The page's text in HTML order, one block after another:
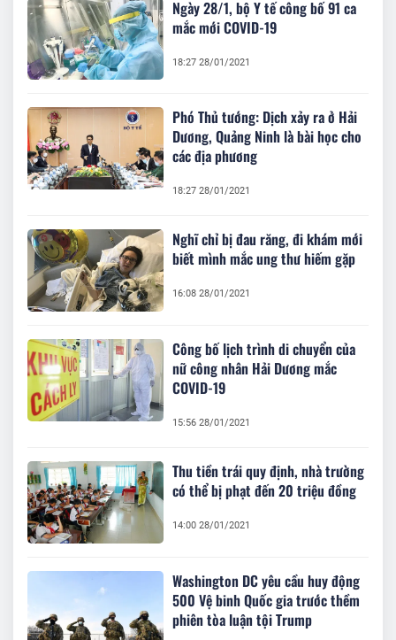
Ngày 28/1, bộ Y tế công bố 91 ca
mắc mới COVID-19
18:27 28/01/2021
Phó Thủ tướng: Dịch xảy ra ở Hải
Dương, Quảng Ninh là bài học cho
các địa phương
18:27 28/01/2021
Nghĩ chỉ bị đau răng, đi khám mới
biết mình mắc ung thư hiếm gặp
16:08 28/01/2021
Công bố lịch trình di chuyển của
nữ công nhân Hải Dương mắc
COVID-19
15:56 28/01/2021
Thu tiền trái quy định, nhà trường
có thể bị phạt đến 20 triệu đồng
14:00 28/01/2021
Washington DC yêu cầu huy động
500 Vệ binh Quốc gia trước thềm
phiên tòa luận tội Trump